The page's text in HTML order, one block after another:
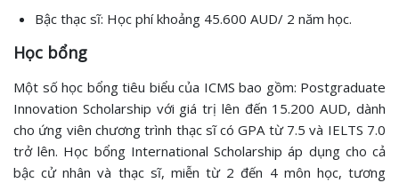
Bậc thạc sĩ: Học phí khoảng 45.600 AUD/ 2 năm học.
Học bổng
Một số học bổng tiêu biểu của ICMS bao gồm: Postgraduate
Innovation Scholarship với giá trị lên đến 15.200 AUD, dành
cho ứng viên chương trình thạc sĩ có GPA từ 7.5 và IELTS 7.0
trở lên. Học bổng International Scholarship áp dụng cho cả
bậc cử nhân và thạc sĩ, miễn từ 2 đến 4 môn học, tương